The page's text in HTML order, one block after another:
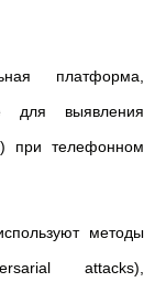
платформа,
для выявления
при телефонном
методы
attacks),